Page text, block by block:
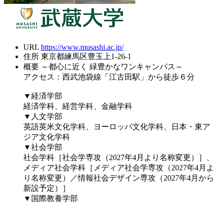
URL https://www.musashi.ac.jp/
住所 東京都練馬区豊玉上1-26-1
概要 ～都心に近く 緑豊かなワンキャンパス～
アクセス：西武池袋線「江古田駅」から徒歩６分
▼経済学部
経済学科、経営学科、金融学科
▼人文学部
英語英米文化学科、ヨーロッパ文化学科、日本・東ア
ジア文化学科
▼社会学部
社会学科［社会学専攻（2027年4月より名称変更）］、
メディア社会学科［メディア社会学専攻（2027年4月よ
り名称変更）／情報社会デザイン専攻（2027年4月から
新設予定）］
▼国際教養学部